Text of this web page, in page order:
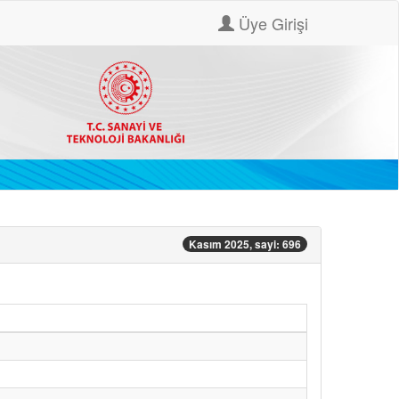
Üye Girişi
Kasım 2025, sayi: 696